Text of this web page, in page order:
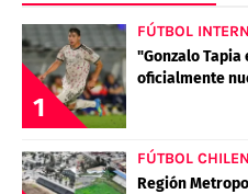
1
FÚTBOL
"Gonzalo
oficialmente
FÚTBOL
Región